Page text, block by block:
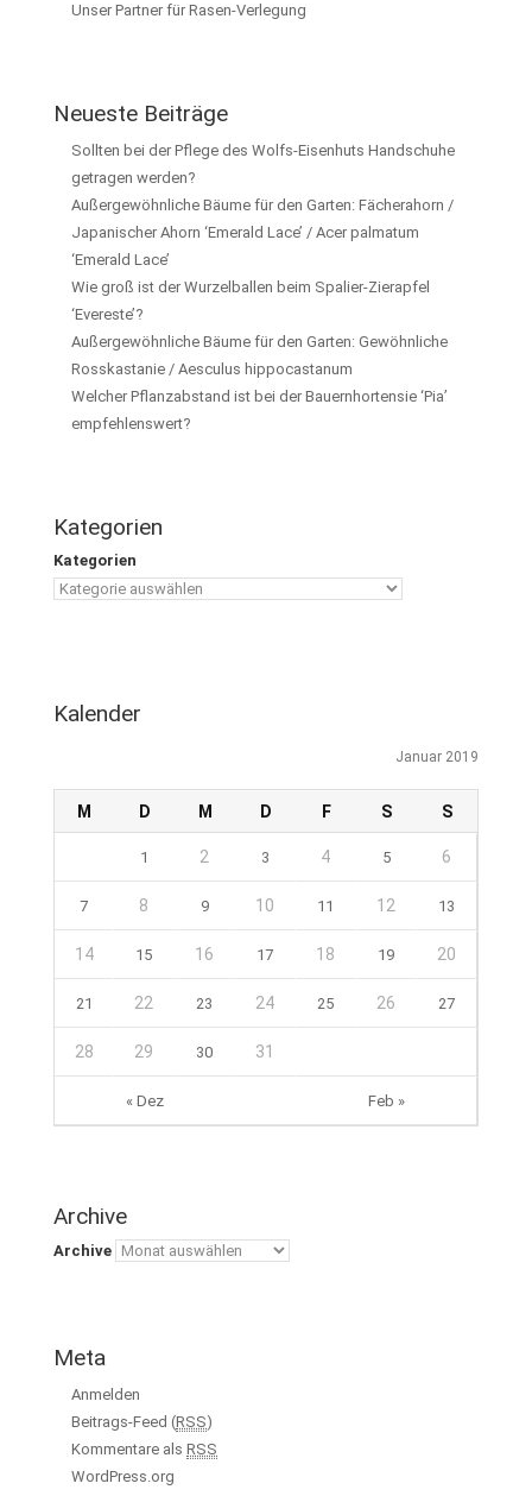
Unser Partner für Rasen-Verlegung
Neueste Beiträge
Sollten bei der Pflege des Wolfs-Eisenhuts Handschuhe
getragen werden?
Außergewöhnliche Bäume für den Garten: Fächerahorn /
Japanischer Ahorn ‘Emerald Lace’ / Acer palmatum
‘Emerald Lace’
Wie groß ist der Wurzelballen beim Spalier-Zierapfel
‘Evereste’?
Außergewöhnliche Bäume für den Garten: Gewöhnliche
Rosskastanie / Aesculus hippocastanum
Welcher Pflanzabstand ist bei der Bauernhortensie ‘Pia’
empfehlenswert?
Kategorien
Kategorien
Kalender
Januar 2019
M D M D F S S
« Dez Feb »
1 2 3 4 5 6
7 8 9 10 11 12 13
14 15 16 17 18 19 20
21 22 23 24 25 26 27
28 29 30 31
Archive
Archive
Meta
Anmelden
Beitrags-Feed (RSS)
Kommentare als RSS
WordPress.org